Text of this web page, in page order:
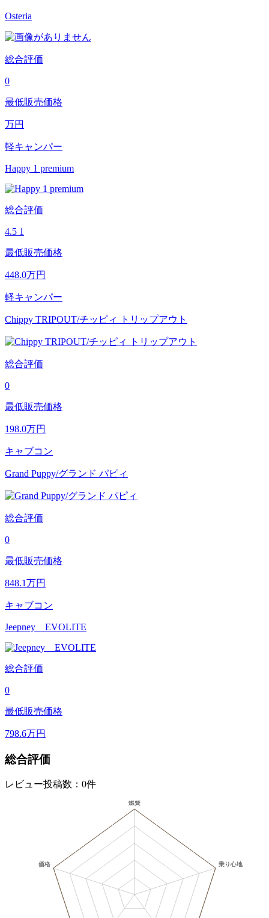
Osteria
総合評価
0
最低販売価格
万円
軽キャンパー
Happy 1 premium
総合評価
4.5 1
最低販売価格
448.0万円
軽キャンパー
Chippy TRIPOUT/チッピィ トリップアウト
総合評価
0
最低販売価格
198.0万円
キャブコン
Grand Puppy/グランド パピィ
総合評価
0
最低販売価格
848.1万円
キャブコン
Jeepney EVOLITE
総合評価
0
最低販売価格
798.6万円
総合評価
レビュー投稿数：0件